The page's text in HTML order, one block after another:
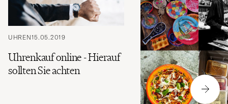
UHREN15.05.2019
Uhrenkauf online - Hierauf
sollten Sie achten